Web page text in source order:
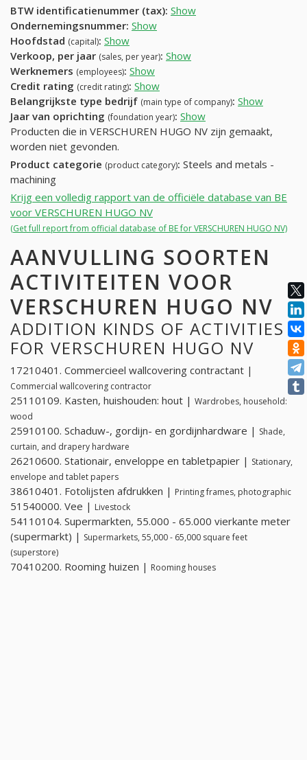
BTW identificatienummer (tax): Show
Ondernemingsnummer: Show
Hoofdstad (capital): Show
Verkoop, per jaar (sales, per year): Show
Werknemers (employees): Show
Credit rating (credit rating): Show
Belangrijkste type bedrijf (main type of company): Show
Jaar van oprichting (foundation year): Show
Producten die in VERSCHUREN HUGO NV zijn gemaakt,
worden niet gevonden.
Product categorie (product category): Steels and metals -
machining
Krijg een volledig rapport van de officiële database van BE
voor VERSCHUREN HUGO NV
(Get full report from official database of BE for VERSCHUREN HUGO NV)
AANVULLING SOORTEN
ACTIVITEITEN VOOR
VERSCHUREN HUGO NV
ADDITION KINDS OF ACTIVITIES
FOR VERSCHUREN HUGO NV
17210401. Commercieel wallcovering contractant |
Commercial wallcovering contractor
25110109. Kasten, huishouden: hout | Wardrobes, household:
wood
25910100. Schaduw-, gordijn- en gordijnhardware | Shade,
curtain, and drapery hardware
26210600. Stationair, enveloppe en tabletpapier | Stationary,
envelope and tablet papers
38610401. Fotolijsten afdrukken | Printing frames, photographic
51540000. Vee | Livestock
54110104. Supermarkten, 55.000 - 65.000 vierkante meter
(supermarkt) | Supermarkets, 55,000 - 65,000 square feet
(superstore)
70410200. Rooming huizen | Rooming houses